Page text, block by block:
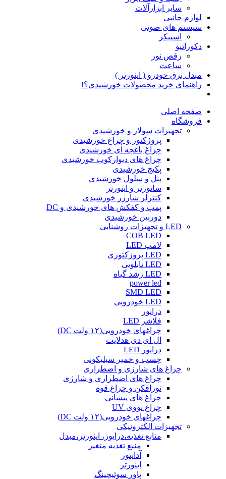
سایر ابزارآلات
لوازم جانبی
سیستم های صوتی
اسپیکر
دکوراتیو
رقص نور
ساعت
مبدل برق خودرو ( اینورتر )
راهنمای خرید محصولات خورشیدی؟!
صفحه اصلی
فروشگاه
تجهیزات سولار و خورشیدی
پروژکتور و چراغ خورشیدی
چراغ باغچه ای خورشیدی
چراغ های دیوارکوب خورشیدی
پکیج خورشیدی
پنل و سلول خورشیدی
سانورتر و اینورتر
کنترلر شارژر خورشیدی
پمپ و کفکش های خورشیدی و DC
دوربین خورشیدی
LED و تجهیزات روشنایی
COB LED
لامپ LED
LED پروژکتوری
LED تابلویی
LED رشد گیاه
power led
SMD LED
LED خودرویی
درایور
فلاشر LED
چراغهای خودرویی(۱۲ ولت DC)
ال ای دی هدلایت
درایور LED
چسب و خمیر سیلیکونی
چراغ های شارژی و اضطراری
چراغ های اضطراری و شارژی
نورافکن و چراغ قوه
چراغ های پیشانی
چراغ یووی UV
چراغهای خودرویی(۱۲ ولت DC)
تجهیزات الکترونیکی
منابع تغذیه،درایور، اینورتر،مبدل
منبع تغذیه متغیر
آداپتور
اینورتر
پاور سوئیچینگ